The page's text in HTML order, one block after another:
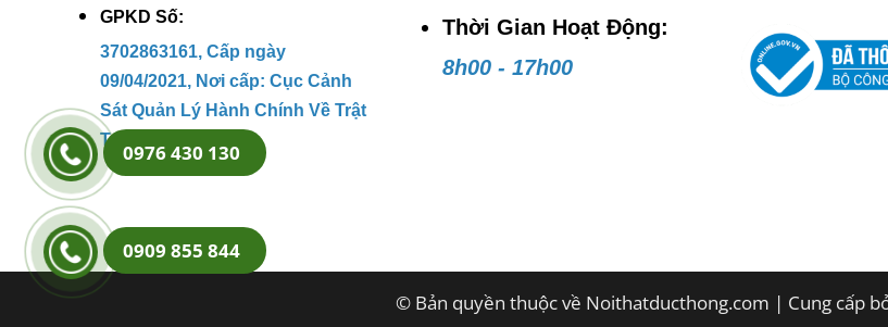
GPKD Số:
3702863161, Cấp ngày
09/04/2021, Nơi cấp: Cục Cảnh
Sát Quản Lý Hành Chính Về Trật
Tự Xã Hội.
Thời Gian Hoạt Động:
8h00 - 17h00
© Bản quyền thuộc về Noithatducthong.com | Cung cấp
0909 855 844
0976 430 130